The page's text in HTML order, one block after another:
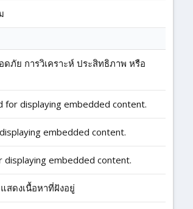
ภัย การวิเคราะห์ ประสิทธิภาพ หรือ
for displaying embedded content.
embedded content.
displaying embedded content.
สดงเนื้อหาที่ฝังอยู่